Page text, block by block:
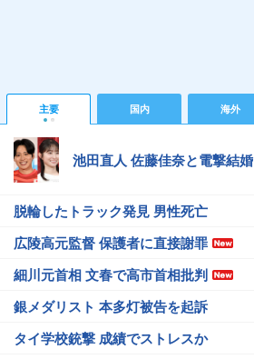
主要 国内 海外
池田直人 佐藤佳奈と電撃結婚
脱輪したトラック発見 男性死亡
広陵高元監督 保護者に直接謝罪
細川元首相 文春で高市首相批判
銀メダリスト 本多灯被告を起訴
タイ学校銃撃 成績でストレスか